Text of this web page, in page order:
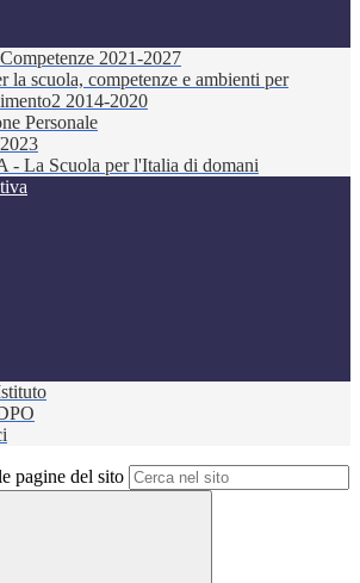
2021-2027
la scuola, competenze e ambienti per
2014-2020
Personale
- La Scuola per l'Italia di domani
pagine del sito